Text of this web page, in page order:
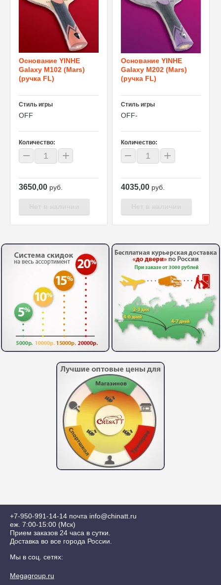
Основание YINHE
Galaxy M102 (Mars)
(ручка FL)
Стиль игры
OFF
Количество:
− +
3650,00 руб.
Основание YINHE
Galaxy M202 (Mars)
(ручка FL)
Стиль игры
OFF-
Количество:
− +
4035,00 руб.
+7-950-991-14-14 почта info@chinatt.ru
еж. 7:00-15:00 (Мск)
Прием заказов 24 часа в сутки.
Доставка во все города России.
Мы в соц. сетях:
Megagroup.ru